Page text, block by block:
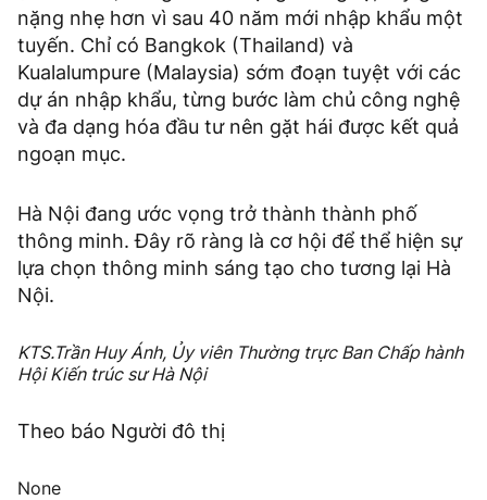
nặng nhẹ hơn vì sau 40 năm mới nhập khẩu một
tuyến. Chỉ có Bangkok (Thailand) và
Kualalumpure (Malaysia) sớm đoạn tuyệt với các
dự án nhập khẩu, từng bước làm chủ công nghệ
và đa dạng hóa đầu tư nên gặt hái được kết quả
ngoạn mục.
Hà Nội đang ước vọng trở thành thành phố
thông minh. Đây rõ ràng là cơ hội để thể hiện sự
lựa chọn thông minh sáng tạo cho tương lại Hà
Nội.
KTS.Trần Huy Ánh, Ủy viên Thường trực Ban Chấp hành
Hội Kiến trúc sư Hà Nội
Theo báo Người đô thị
None